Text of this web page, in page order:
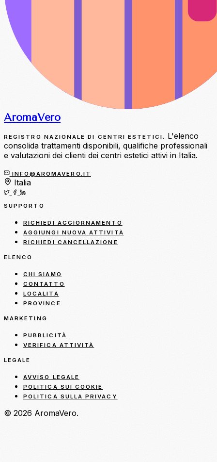
AromaVero
REGISTRO NAZIONALE DI CENTRI ESTETICI.
L'elenco
consolida trattamenti disponibili, qualifiche professionali
e valutazioni dei clienti dei centri estetici attivi in Italia.
INFO@AROMAVERO.IT
Italia
SUPPORTO
RICHIEDI AGGIORNAMENTO
AGGIUNGI NUOVA ATTIVITÀ
RICHIEDI CANCELLAZIONE
ELENCO
CHI SIAMO
CONTATTO
LOCALITÀ
PROVINCE
MARKETING
PUBBLICITÀ
VERIFICA ATTIVITÀ
LEGALE
AVVISO LEGALE
POLITICA SUI COOKIE
POLITICA SULLA PRIVACY
© 2026 AromaVero.